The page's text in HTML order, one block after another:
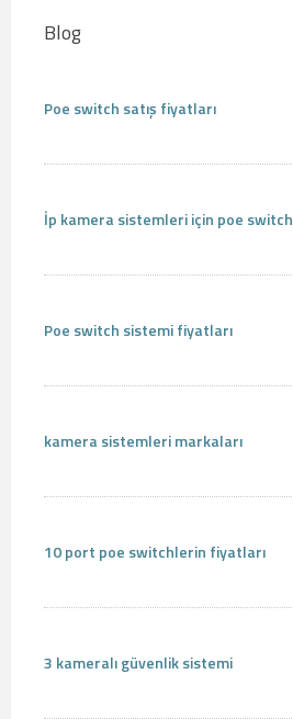
Blog
Poe switch satış fiyatları
İp kamera sistemleri için poe switch
Poe switch sistemi fiyatları
kamera sistemleri markaları
10 port poe switchlerin fiyatları
3 kameralı güvenlik sistemi